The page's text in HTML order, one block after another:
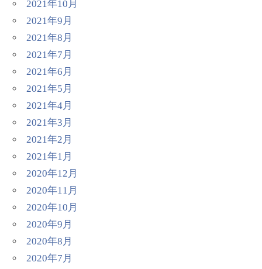
2021年10月
2021年9月
2021年8月
2021年7月
2021年6月
2021年5月
2021年4月
2021年3月
2021年2月
2021年1月
2020年12月
2020年11月
2020年10月
2020年9月
2020年8月
2020年7月